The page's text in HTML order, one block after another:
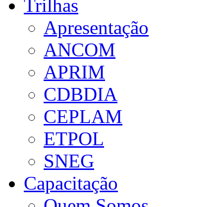
Trilhas
Apresentação
ANCOM
APRIM
CDBDIA
CEPLAM
ETPOL
SNEG
Capacitação